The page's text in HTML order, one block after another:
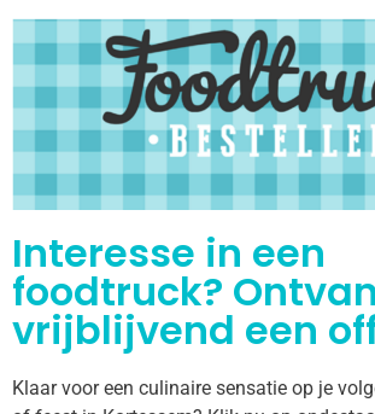
Interesse in een
foodtruck?
vrijblijvend een
Klaar voor een culinaire sensatie op je